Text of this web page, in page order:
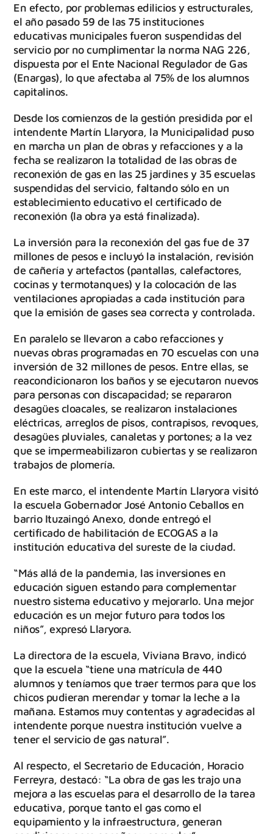
En efecto, por problemas edilicios y estructurales,
el año pasado 59 de las 75 instituciones
educativas municipales fueron suspendidas del
servicio por no cumplimentar la norma NAG 226,
dispuesta por el Ente Nacional Regulador de Gas
(Enargas), lo que afectaba al 75% de los alumnos
capitalinos.
Desde los comienzos de la gestión presidida por el
intendente Martín Llaryora, la Municipalidad puso
en marcha un plan de obras y refacciones y a la
fecha se realizaron la totalidad de las obras de
reconexión de gas en las 25 jardines y 35 escuelas
suspendidas del servicio, faltando sólo en un
establecimiento educativo el certificado de
reconexión (la obra ya está finalizada).
La inversión para la reconexión del gas fue de 37
millones de pesos e incluyó la instalación, revisión
de cañería y artefactos (pantallas, calefactores,
cocinas y termotanques) y la colocación de las
ventilaciones apropiadas a cada institución para
que la emisión de gases sea correcta y controlada.
En paralelo se llevaron a cabo refacciones y
nuevas obras programadas en 70 escuelas con una
inversión de 32 millones de pesos. Entre ellas, se
reacondicionaron los baños y se ejecutaron nuevos
para personas con discapacidad; se repararon
desagües cloacales, se realizaron instalaciones
eléctricas, arreglos de pisos, contrapisos, revoques,
desagües pluviales, canaletas y portones; a la vez
que se impermeabilizaron cubiertas y se realizaron
trabajos de plomería.
En este marco, el intendente Martín Llaryora visitó
la escuela Gobernador José Antonio Ceballos en
barrio Ituzaingó Anexo, donde entregó el
certificado de habilitación de ECOGAS a la
institución educativa del sureste de la ciudad.
“Más allá de la pandemia, las inversiones en
educación siguen estando para complementar
nuestro sistema educativo y mejorarlo. Una mejor
educación es un mejor futuro para todos los
niños”, expresó Llaryora.
La directora de la escuela, Viviana Bravo, indicó
que la escuela “tiene una matrícula de 440
alumnos y teníamos que traer termos para que los
chicos pudieran merendar y tomar la leche a la
mañana. Estamos muy contentas y agradecidas al
intendente porque nuestra institución vuelve a
tener el servicio de gas natural”.
Al respecto, el Secretario de Educación, Horacio
Ferreyra, destacó: “La obra de gas les trajo una
mejora a las escuelas para el desarrollo de la tarea
educativa, porque tanto el gas como el
equipamiento y la infraestructura, generan